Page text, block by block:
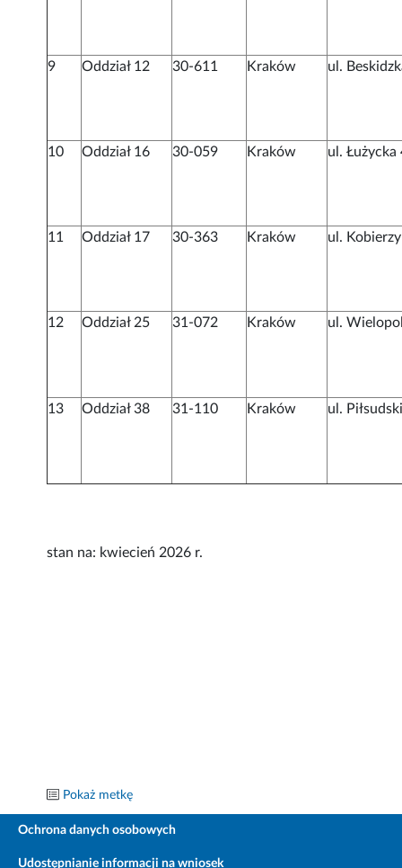
9 Oddział 12 30-611 Kraków ul.
10 Oddział 16 30-059 Kraków ul. Łużycka
11 Oddział 17 30-363 Kraków ul.
12 Oddział 25 31-072 Kraków ul.
13 Oddział 38 31-110 Kraków ul.
stan na: kwiecień 2026 r.
Pokaż metkę
Ochrona danych osobowych
Udostępnianie informacji na wniosek